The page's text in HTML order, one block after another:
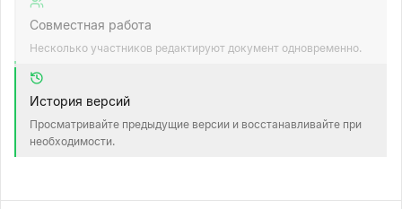
Совместная работа
Несколько участников редактируют документ одновременно.
История версий
Просматривайте предыдущие версии и восстанавливайте при
необходимости.